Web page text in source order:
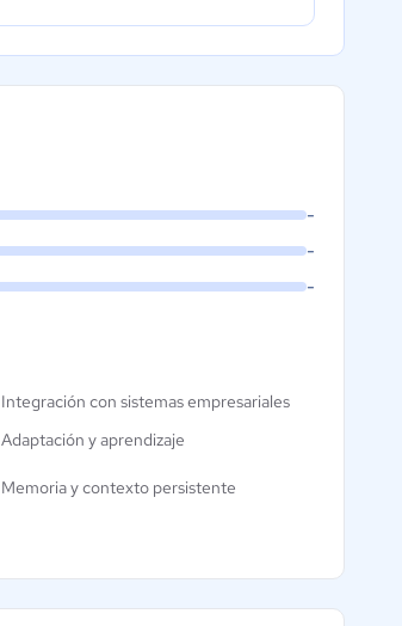
-
-
-
Integración con sistemas empresariales
Adaptación y aprendizaje
Memoria y contexto persistente